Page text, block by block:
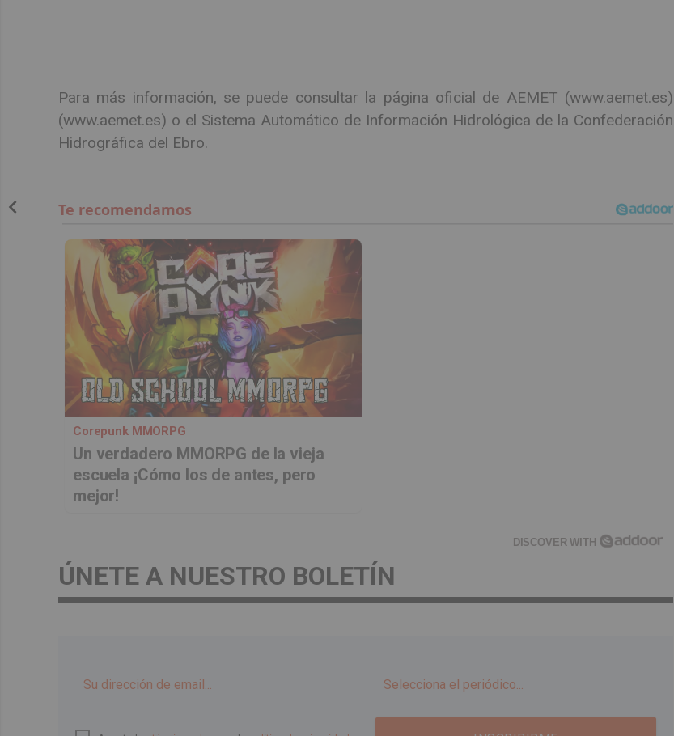
Para más información, se puede consultar la página oficial de AEMET (www.aemet.es)
(www.aemet.es) o el Sistema Automático de Información Hidrológica de la Confederación
Hidrográfica del Ebro.
Corepunk MMORPG
Un verdadero MMORPG de la vieja
escuela ¡Cómo los de antes, pero
mejor!
DISCOVER WITH
ÚNETE A NUESTRO BOLETÍN